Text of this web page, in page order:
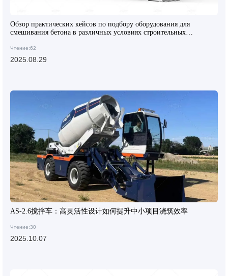
Обзор практических кейсов по подбору оборудования для
смешивания бетона в различных условиях строительных
Чтение:62
2025.08.29
AS-2.6搅拌车：高灵活性设计如何提升中小项目浇筑效率
Чтение:30
2025.10.07